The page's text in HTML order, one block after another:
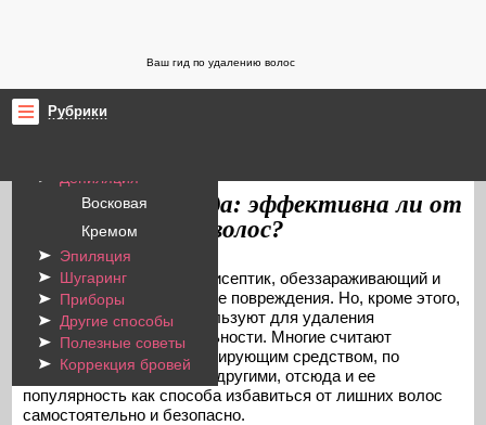
Ваш гид по удалению волос
Рубрики
Депиляция
Восковая
Кремом
Эпиляция
Шугаринг
Приборы
Другие способы
Полезные советы
Коррекция бровей
Перекись водорода: эффективна ли от
нежелательных волос?
Перекись водорода – антисептик, обеззараживающий и
дезинфицирующий кожные повреждения. Но, кроме этого,
препарат уже давно используют для удаления
нежелательной растительности. Многие считают
перекись щадящим депилирующим средством, по
сравнению с некоторыми другими, отсюда и ее
популярность как способа избавиться от лишних волос
самостоятельно и безопасно.